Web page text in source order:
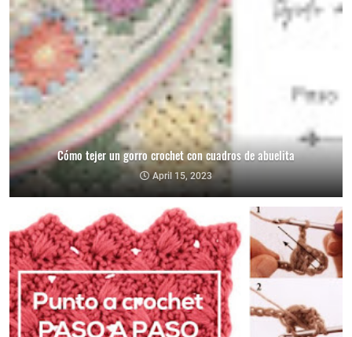
Cómo tejer un gorro crochet con cuadros de abuelita
April 15, 2023